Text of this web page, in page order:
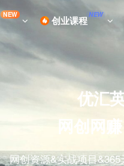
NEW 创业课程NEW
优汇
网创网
网创资源&实战项目